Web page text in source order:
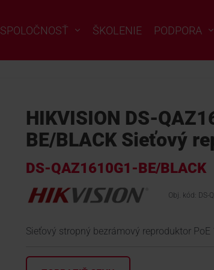
SPOLOČNOSŤ ŠKOLENIE PODPORA
HIKVISION DS-
BE/BLACK Sieťový
DS-QAZ1610G1-BE/BLACK
Obj. kód: DS-
Sieťový stropný bezrámový reproduktor PoE